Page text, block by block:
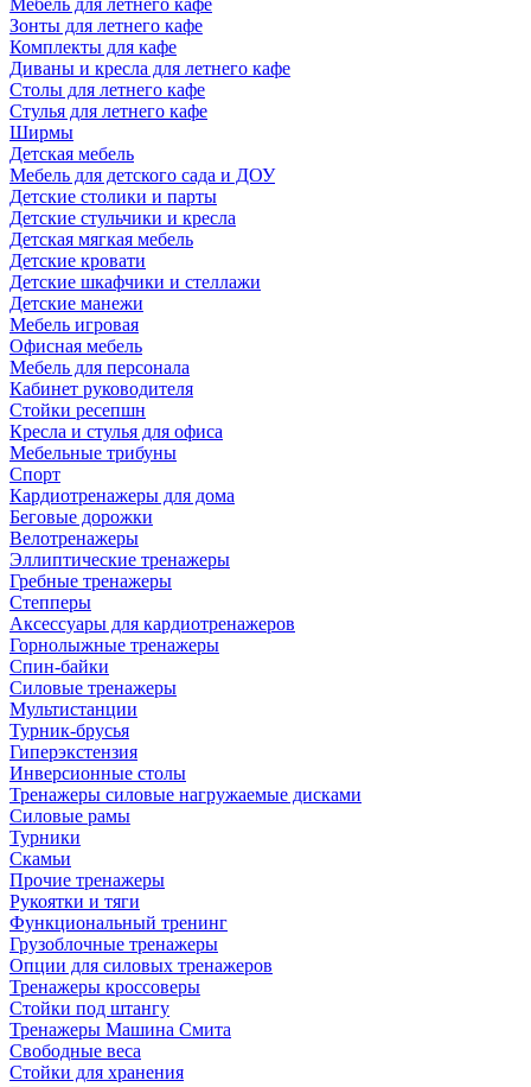
Мебель для летнего кафе
Зонты для летнего кафе
Комплекты для кафе
Диваны и кресла для летнего кафе
Столы для летнего кафе
Стулья для летнего кафе
Ширмы
Детская мебель
Мебель для детского сада и ДОУ
Детские столики и парты
Детские стульчики и кресла
Детская мягкая мебель
Детские кровати
Детские шкафчики и стеллажи
Детские манежи
Мебель игровая
Офисная мебель
Мебель для персонала
Кабинет руководителя
Стойки ресепшн
Кресла и стулья для офиса
Мебельные трибуны
Спорт
Кардиотренажеры для дома
Беговые дорожки
Велотренажеры
Эллиптические тренажеры
Гребные тренажеры
Степперы
Аксессуары для кардиотренажеров
Горнолыжные тренажеры
Спин-байки
Силовые тренажеры
Мультистанции
Турник-брусья
Гиперэкстензия
Инверсионные столы
Тренажеры силовые нагружаемые дисками
Силовые рамы
Турники
Скамьи
Прочие тренажеры
Рукоятки и тяги
Функциональный тренинг
Грузоблочные тренажеры
Опции для силовых тренажеров
Тренажеры кроссоверы
Стойки под штангу
Тренажеры Машина Смита
Свободные веса
Стойки для хранения